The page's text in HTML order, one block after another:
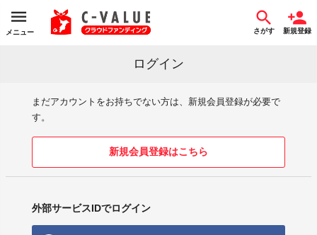
メニュー さがす 新規登録
ログイン
まだアカウントをお持ちでない方は、新規会員登録が必要で
す。
新規会員登録はこちら
外部サービスIDでログイン